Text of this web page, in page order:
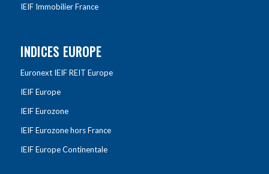
IEIF Immobilier France
INDICES EUROPE
Euronext IEIF REIT Europe
IEIF Europe
IEIF Eurozone
IEIF Eurozone hors France
IEIF Europe Continentale